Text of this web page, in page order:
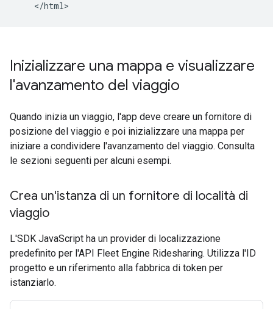
Inizializzare una mappa e visualizzare
l'avanzamento del viaggio
Quando inizia un viaggio, l'app deve creare un fornitore di
posizione del viaggio e poi inizializzare una mappa per
iniziare a condividere l'avanzamento del viaggio. Consulta
le sezioni seguenti per alcuni esempi.
Crea un'istanza di un fornitore di località di
viaggio
L'SDK JavaScript ha un provider di localizzazione
predefinito per l'API Fleet Engine Ridesharing. Utilizza l'ID
progetto e un riferimento alla fabbrica di token per
istanziarlo.